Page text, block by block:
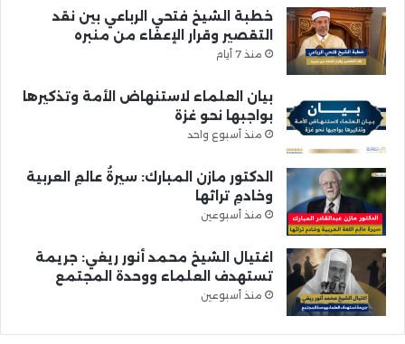
خطبة الشيخ فتحي الرباعي بين نقد
التقصير وقرار الإعفاء من منبره
منذ 7 أيام
بيان العلماء لاستنهاض الأمة وتذكيرها
بواجبها نحو غزة
منذ أسبوع واحد
الدكتور مازن المبارك: سيرةُ عالمِ العربية
وخادمِ تراثها
منذ أسبوعين
اغتيال الشيخ محمد أنور ريغي: جريمة
تستهدف العلماء ووحدة المجتمع
منذ أسبوعين